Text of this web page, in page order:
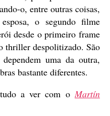
o, entre outras coisas,
o segundo filme
desde o primeiro frame
thriller despolitizado. São
uma da outra,
bastante diferentes.
a ver com oMartín